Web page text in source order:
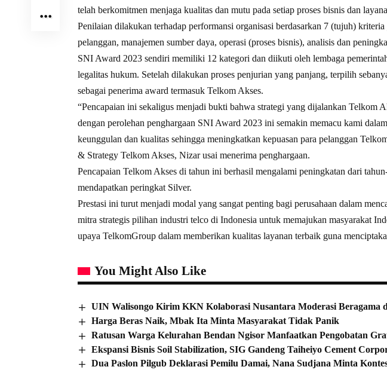
telah berkomitmen menjaga kualitas dan mutu pada setiap proses bisnis dan
Penilaian dilakukan terhadap performansi organisasi berdasarkan 7 (tujuh)
pelanggan, manajemen sumber daya, operasi (proses bisnis), analisis dan
SNI Award 2023 sendiri memiliki 12 kategori dan diikuti oleh lembaga
legalitas hukum. Setelah dilakukan proses penjurian yang panjang, terpilih
sebagai penerima award termasuk Telkom Akses.
“Pencapaian ini sekaligus menjadi bukti bahwa strategi yang dijalankan Telkom
dengan perolehan penghargaan SNI Award 2023 ini semakin memacu kami
keunggulan dan kualitas sehingga meningkatkan kepuasan para pelanggan
& Strategy Telkom Akses, Nizar usai menerima penghargaan.
Pencapaian Telkom Akses di tahun ini berhasil mengalami peningkatan dari
mendapatkan peringkat Silver.
Prestasi ini turut menjadi modal yang sangat penting bagi perusahaan dalam
mitra strategis pilihan industri telco di Indonesia untuk memajukan masyarakat
upaya TelkomGroup dalam memberikan kualitas layanan terbaik guna
You Might Also Like
UIN Walisongo Kirim KKN Kolaborasi Nusantara Moderasi Beragama
Harga Beras Naik, Mbak Ita Minta Masyarakat Tidak Panik
Ratusan Warga Kelurahan Bendan Ngisor Manfaatkan Pengobatan
Ekspansi Bisnis Soil Stabilization, SIG Gandeng Taiheiyo Cement
Dua Paslon Pilgub Deklarasi Pemilu Damai, Nana Sudjana Minta